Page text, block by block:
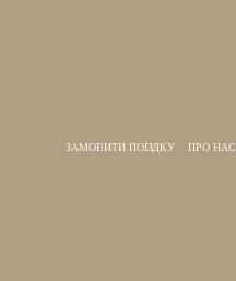
ЗАМОВИТИ ПОЇЗДКУ ПРО НАС